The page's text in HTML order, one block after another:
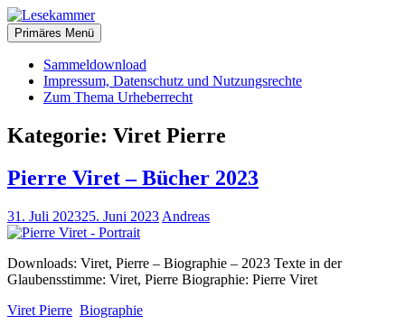
Zum
Inhalt
springen
Lesekammer
christliche Bücher zum kostenlosen Download
Primäres Menü
Sammeldownload
Impressum, Datenschutz und Nutzungsrechte
Zum Thema Urheberrecht
Kategorie: Viret Pierre
Pierre Viret – Bücher 2023
31. Juli 202325. Juni 2023 Andreas
Downloads: Viret, Pierre – Biographie – 2023 Texte in der
Glaubensstimme: Viret, Pierre Biographie: Pierre Viret
Viret Pierre Biographie